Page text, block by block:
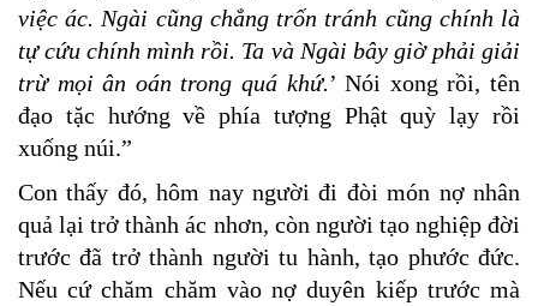
việc ác. Ngài cũng chẳng trốn tránh cũng chính là
tự cứu chính mình rồi. Ta và Ngài bây giờ phải giải
trừ mọi ân oán trong quá khứ.’ Nói xong rồi, tên
đạo tặc hướng về phía tượng Phật quỳ lạy rồi
xuống núi.”
Con thấy đó, hôm nay người đi đòi món nợ nhân
quả lại trở thành ác nhơn, còn người tạo nghiệp đời
trước đã trở thành người tu hành, tạo phước đức.
Nếu cứ chăm chăm vào nợ duyên kiếp trước mà